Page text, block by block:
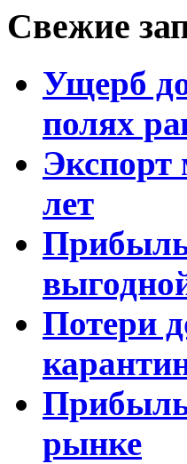
Свежие
Ущерб
полях
Экспорт
лет
Прибыль
Потери
Прибыль
рынке